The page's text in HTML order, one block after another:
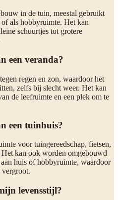
in de tuin, meestal gebruikt
als hobbyruimte. Het kan
schuurtjes tot grotere
een veranda?
regen en zon, waardoor het
zelfs bij slecht weer. Het kan
de leefruimte en een plek om te
een tuinhuis?
voor tuingereedschap, fietsen,
kan ook worden omgebouwd
huis of hobbyruimte, waardoor
levensstijl?